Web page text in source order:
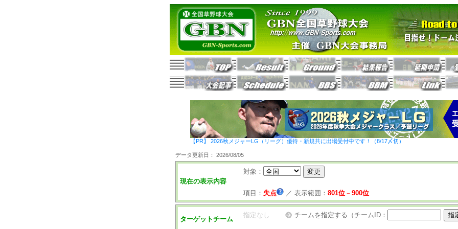
【PR】 2026秋メジャーLG（リーグ）優待・新規共に出場受付中です！（8/17〆切）
データ更新日： 2026/08/05
現在の表示内容
対象：
項目： 失点 ／ 表示範囲： 801位－ 900位
ターゲットチーム
指定なし チームを指定する（チームID：